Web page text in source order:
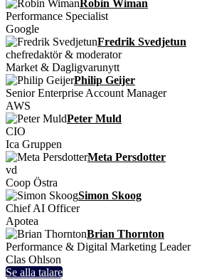
Robin Wiman
Performance Specialist
Google
Fredrik Svedjetun
chefredaktör & moderator
Market & Dagligvarunytt
Philip Geijer
Senior Enterprise Account Manager
AWS
Peter Muld
CIO
Ica Gruppen
Meta Persdotter
vd
Coop Östra
Simon Skoog
Chief AI Officer
Apotea
Brian Thornton
Performance & Digital Marketing Leader
Clas Ohlson
Se alla talare